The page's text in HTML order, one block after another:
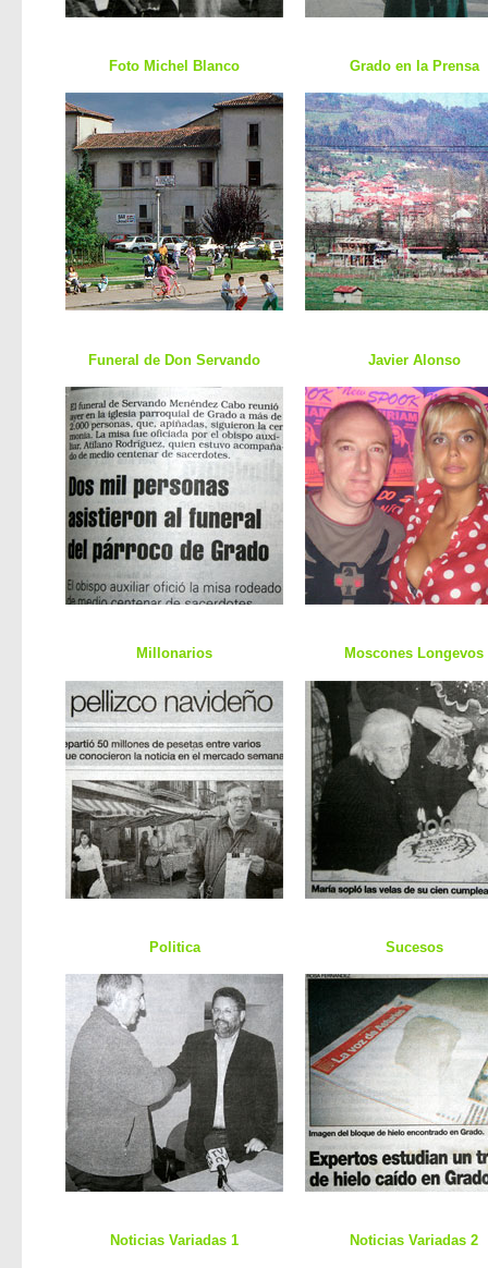
Foto Michel Blanco Grado en la Prensa
Funeral de Don Servando Javier Alonso
Millonarios Moscones Longevos
Politica Sucesos
Noticias Variadas 1 Noticias Variadas 2